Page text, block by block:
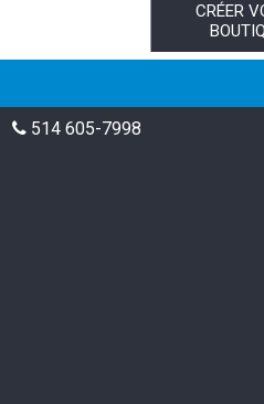
CRÉER
514 605-7998